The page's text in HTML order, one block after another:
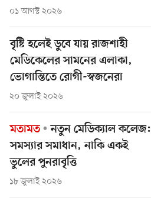
০১ আগস্ট ২০২৬
বৃষ্টি হলেই ডুবে যায় রাজশাহী
মেডিকেলের সামনের এলাকা,
ভোগান্তিতে রোগী-স্বজনেরা
২০ জুলাই ২০২৬
মতামত
নতুন মেডিক্যাল কলেজ:
সমস্যার সমাধান, নাকি একই
ভুলের পুনরাবৃত্তি
১৮ জুলাই ২০২৬